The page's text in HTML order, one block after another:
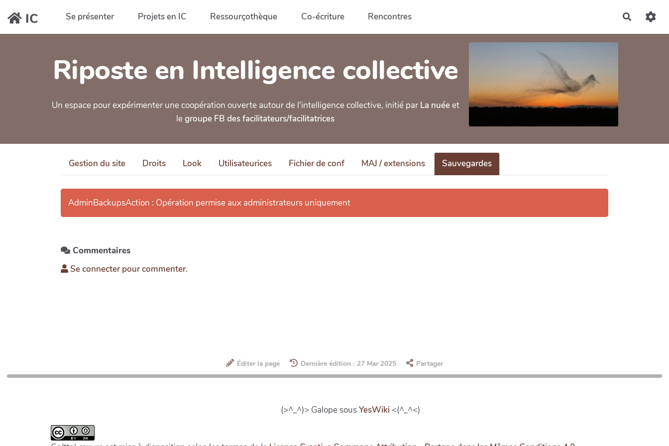
Aller au contenu principal
IC Se présenter Projets en IC Ressourçothèque Co-écriture Rencontres
Riposte en Intelligence collective
Un espace pour expérimenter une coopération ouverte autour de l'intelligence collective, initié par La nuéeet
legroupe FB des facilitateurs/facilitatrices
Gestion du site Droits Look Utilisateurices Fichier de conf MAJ / extensions Sauvegardes
AdminBackupsAction : Opération permise aux administrateurs uniquement
Commentaires
Se connecter pour commenter.
Éditer la page Dernière édition : 27 Mar 2025 Partager
(>^_^)> Galope sousYesWiki <(^_^<)